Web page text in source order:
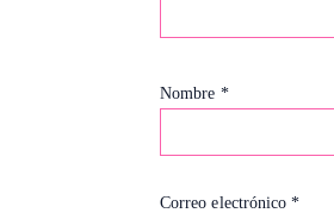
Nombre *
Correo electrónico*